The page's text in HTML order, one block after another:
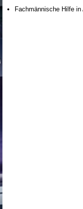
Fachmännische Hilfe